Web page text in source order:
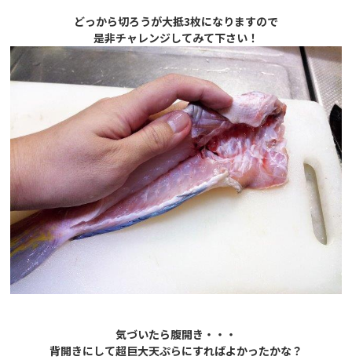
どっから切ろうが大抵3枚になりますので
是非チャレンジしてみて下さい！
気づいたら腹開き・・・
背開きにして超巨大天ぷらにすればよかったかな？